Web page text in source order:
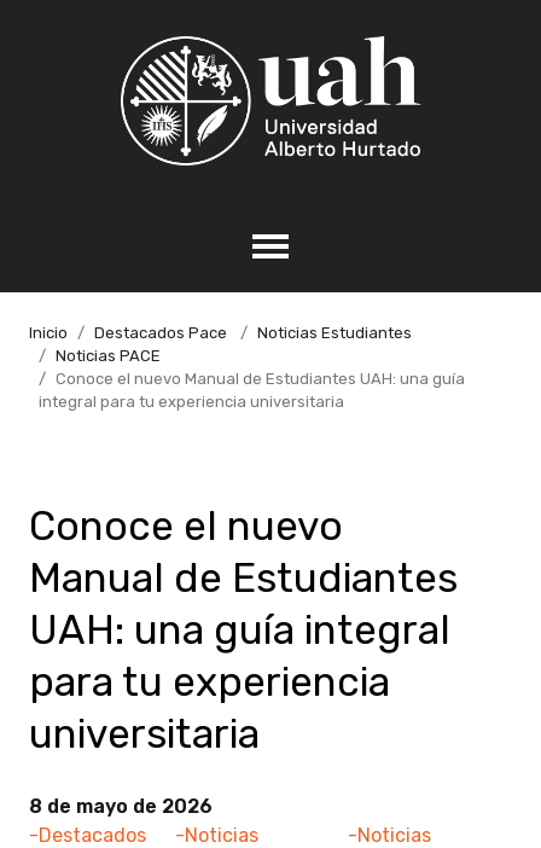
Inicio Destacados Pace
Noticias Estudiantes
Noticias PACE
Conoce el nuevo Manual de Estudiantes UAH: una guía
integral para tu experiencia universitaria
Conoce el nuevo
Manual de Estudiantes
UAH: una guía integral
para tu experiencia
universitaria
8 de mayo de 2026
-Destacados
-Noticias
-Noticias